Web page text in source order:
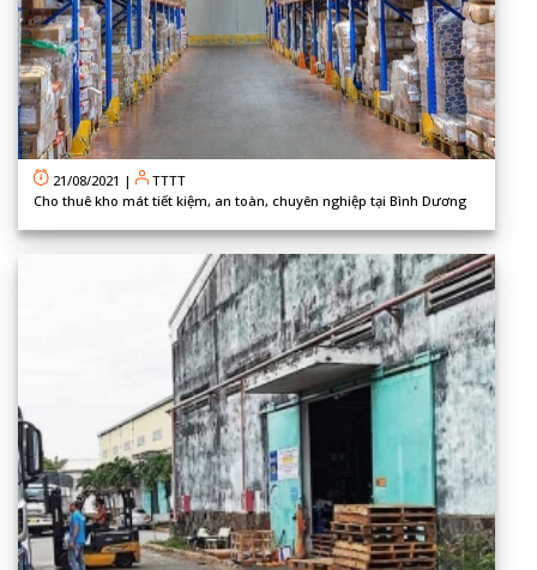
21/08/2021 |
TTTT
Cho thuê kho mát tiết kiệm, an toàn, chuyên nghiệp tại Bình Dương